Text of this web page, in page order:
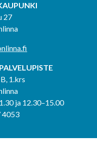
27
1.krs
ja 12.30–15.00
4053